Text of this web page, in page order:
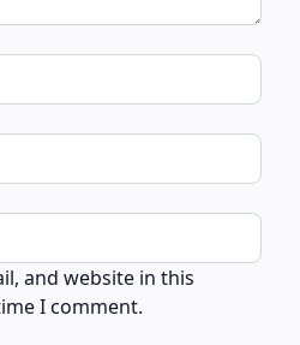
and website in this
I comment.